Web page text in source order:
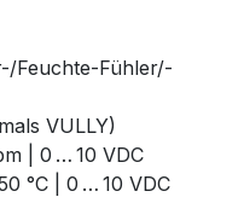
Feuchte-Fühler/-
VULLY)
| 0 … 10 VDC
°C | 0 … 10 VDC